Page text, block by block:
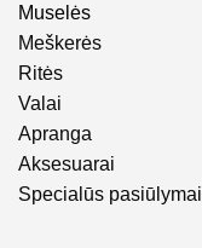
Muselės
Meškerės
Ritės
Valai
Apranga
Aksesuarai
Specialūs pasiūlymai